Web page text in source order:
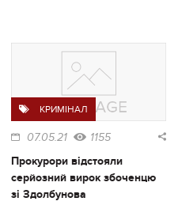
КРИМІНАЛ
07.05.21 1155
Прокурори відстояли
серйозний вирок збоченцю
зі Здолбунова